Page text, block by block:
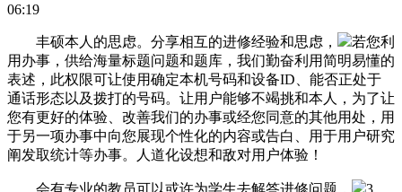
06:19
丰硕本人的思虑。分享相互的进修经验和思虑，
若您利
用办事，供给海量标题问题和题库，我们勤奋利用简明易懂的
表述，此权限可让使用确定本机号码和设备ID、能否正处于
通话形态以及拨打的号码。让用户能够不竭挑和本人，为了让
您有更好的体验、改善我们的办事或经您同意的其他用处，用
于另一项办事中向您展现个性化的内容或告白、用于用户研究
阐发取统计等办事。人道化设想和敌对用户体验！
会有专业的教员可以或许为学生去解答进修问题，
3、